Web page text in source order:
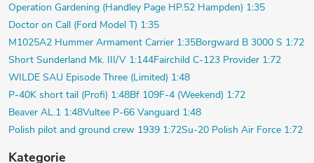
Operation Gardening (Handley Page HP.52 Hampden) 1:35
Doctor on Call (Ford Model T) 1:35
M1025A2 Hummer Armament Carrier 1:35Borgward B 3000 S 1:72
Short Sunderland Mk. III/V 1:144Fairchild C-123 Provider 1:72
WILDE SAU Episode Three (Limited) 1:48
P-40K short tail (Profi) 1:48Bf 109F-4 (Weekend) 1:72
Beaver AL.1 1:48Vultee P-66 Vanguard 1:48
Polish pilot and ground crew 1939 1:72Su-20 Polish Air Force 1:72
Kategorie